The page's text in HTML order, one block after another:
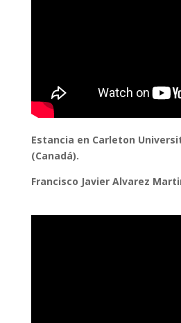
Estancia en Carleton
(Canadá).
Francisco Javier Alvarez